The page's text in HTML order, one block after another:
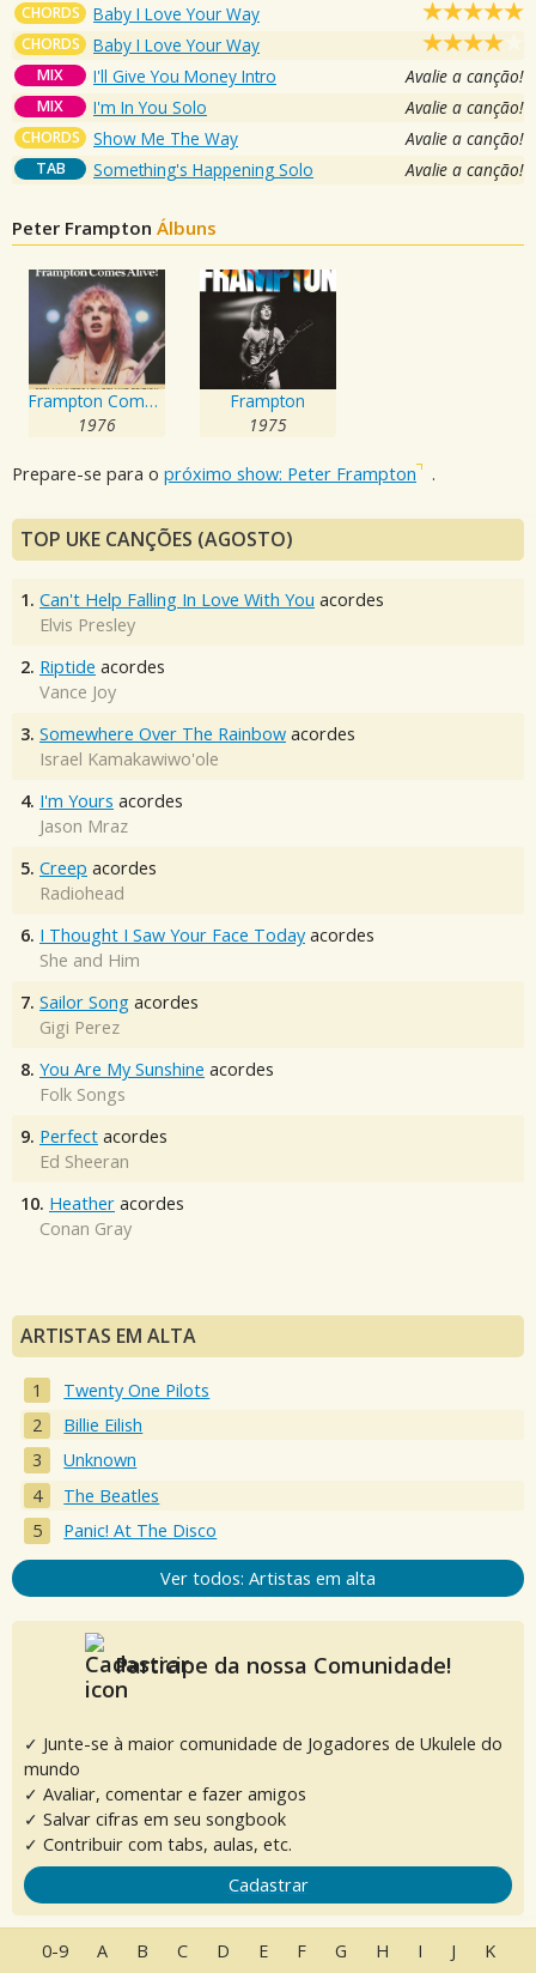
CHORDS Baby I Love Your Way
CHORDS Baby I Love Your Way
MIX I'll Give You Money Intro Avalie a canção!
MIX I'm In You Solo Avalie a canção!
CHORDS Show Me The Way Avalie a canção!
TAB Something's Happening Solo Avalie a canção!
Peter Frampton Álbuns
Frampton Comes Alive!
1976
Frampton
1975
Prepare-se para o próximo show: Peter Frampton .
TOP UKE CANÇÕES (AGOSTO)
1. Can't Help Falling In Love With You acordes
Elvis Presley
2. Riptide acordes
Vance Joy
3. Somewhere Over The Rainbow acordes
Israel Kamakawiwo'ole
4. I'm Yours acordes
Jason Mraz
5. Creep acordes
Radiohead
6. I Thought I Saw Your Face Today acordes
She and Him
7. Sailor Song acordes
Gigi Perez
8. You Are My Sunshine acordes
Folk Songs
9. Perfect acordes
Ed Sheeran
10. Heather acordes
Conan Gray
ARTISTAS EM ALTA
Twenty One Pilots
Billie Eilish
Unknown
The Beatles
Panic! At The Disco
Ver todos: Artistas em alta
Participe da nossa Comunidade!
✓ Junte-se à maior comunidade de Jogadores de Ukulele do
mundo
✓ Avaliar, comentar e fazer amigos
✓ Salvar cifras em seu songbook
✓ Contribuir com tabs, aulas, etc.
Cadastrar
0-9 A B C D E F G H I J K